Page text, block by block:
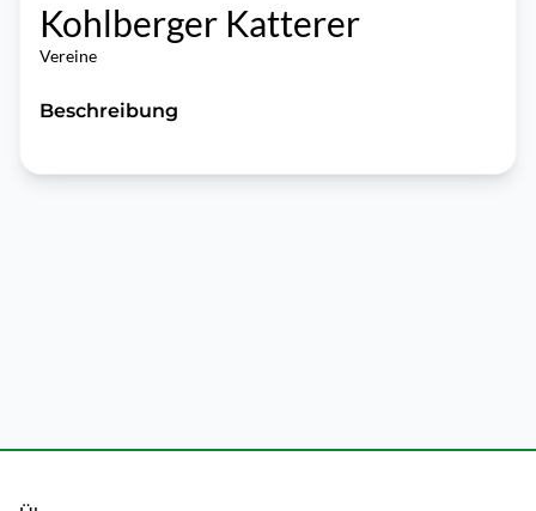
Kohlberger Katterer
Vereine
Beschreibung